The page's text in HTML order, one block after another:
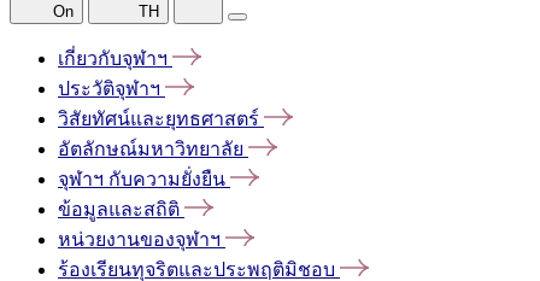
On TH
เกี่ยวกับจุฬาฯ
ประวัติจุฬาฯ
วิสัยทัศน์และยุทธศาสตร์
อัตลักษณ์มหาวิทยาลัย
จุฬาฯ กับความยั่งยืน
ข้อมูลและสถิติ
หน่วยงานของจุฬาฯ
ร้องเรียนทุจริตและประพฤติมิชอบ